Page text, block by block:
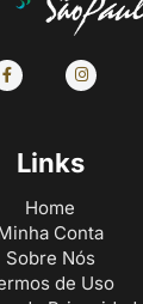
Links
Home
Conta
Sobre Nós
de Uso